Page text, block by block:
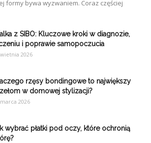
formy bywa wyzwaniem. Coraz częściej
z SIBO: Kluczowe kroki w diagnozie,
i poprawie samopoczucia
2026
rzęsy bondingowe to największy
w domowej stylizacji?
2026
wybrać płatki pod oczy, które ochronią